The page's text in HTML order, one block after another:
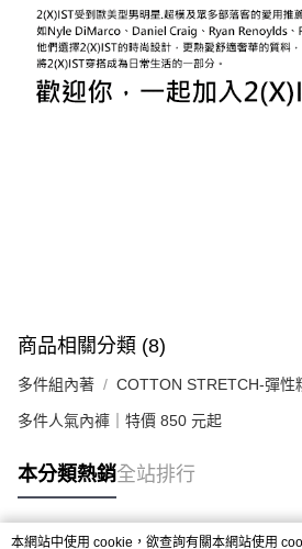
商品相關分類 (8)
多件組內著 COTTON STRETCH-彈性
多件人氣內褲｜特價 850 元起
本分類熱銷全站排行
本網站中使用 cookie，欲查詢有關本網站使用